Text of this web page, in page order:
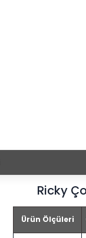
Ricky
Ürün Ölçüleri